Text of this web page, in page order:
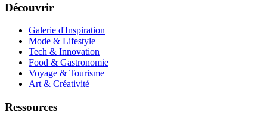
Découvrir
Galerie d'Inspiration
Mode & Lifestyle
Tech & Innovation
Food & Gastronomie
Voyage & Tourisme
Art & Créativité
Ressources